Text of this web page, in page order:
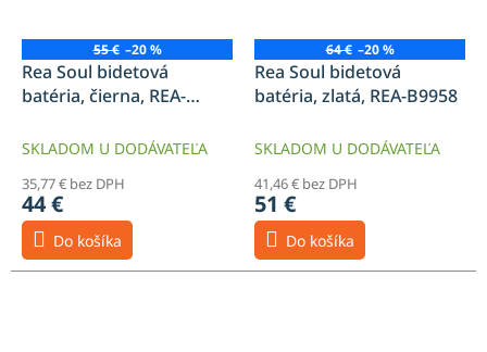
55 € –20 %
Rea Soul bidetová
batéria, čierna, REA-
SKLADOM U DODÁVATEĽA
35,77 € bez DPH
44 €
Do košíka
64 € –20 %
Rea Soul bidetová
batéria, zlatá, REA-B9958
SKLADOM U DODÁVATEĽA
41,46 € bez DPH
51 €
Do košíka